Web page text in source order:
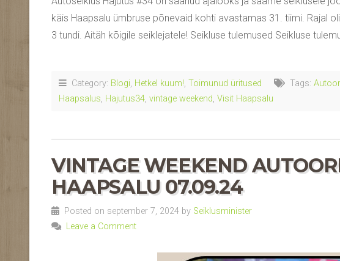
käis Haapsalu ümbruse põnevaid kohti avastamas 31. tiimi. Rajal
3 tundi. Aitäh kõigile seiklejatele! Seikluse tulemused Seikluse
Category: Blogi, Hetkel kuum!, Toimunud üritused Tags:
Haapsalus, Hajutus34, vintage weekend, Visit Haapsalu
VINTAGE WEEKEND
HAAPSALU 07.09.24
Posted on september 7, 2024 by Seiklusminister
Leave a Comment